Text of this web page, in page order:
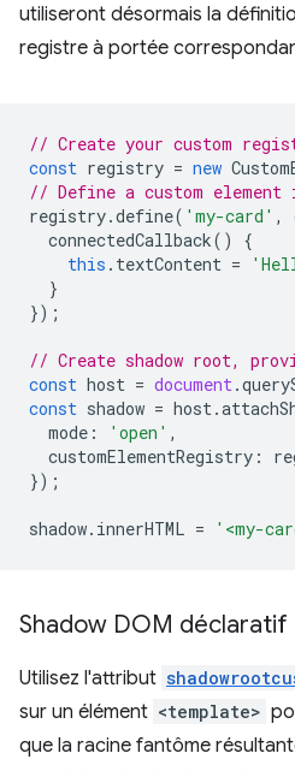
utiliseront désormais la
registre à portée
// Create your custom
const registry = new
// Define a custom
registry.define( 'my-card' ,
connectedCallback()
{
this . textContent =
}
});
// Create shadow root,
const host = document .
const shadow = host .
mode : 'open' ,
customElementRegistry :
});
shadow. innerHTML = '<my-
Shadow DOM déclaratif
Utilisez l'attribut
sur un élément <template>
que la racine fantôme